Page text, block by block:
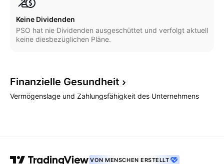
Keine Dividenden
PSO hat nie Dividenden ausgeschüttet und verfolgt aktuell
keine diesbezüglichen Pläne.
Finanzielle Gesundheit
Vermögenslage und Zahlungsfähigkeit des Unternehmens
VON MENSCHEN ERSTELLT